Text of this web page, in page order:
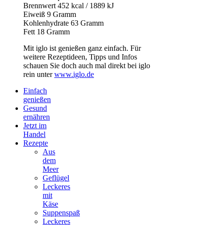
Brennwert 452 kcal / 1889 kJ
Eiweiß 9 Gramm
Kohlenhydrate 63 Gramm
Fett 18 Gramm
Mit iglo ist genießen ganz einfach. Für
weitere Rezeptideen, Tipps und Infos
schauen Sie doch auch mal direkt bei iglo
rein unterwww.iglo.de
Einfach
genießen
Gesund
ernähren
Jetzt im
Handel
Rezepte
Aus
dem
Meer
Geflügel
Leckeres
mit
Käse
Suppenspaß
Leckeres